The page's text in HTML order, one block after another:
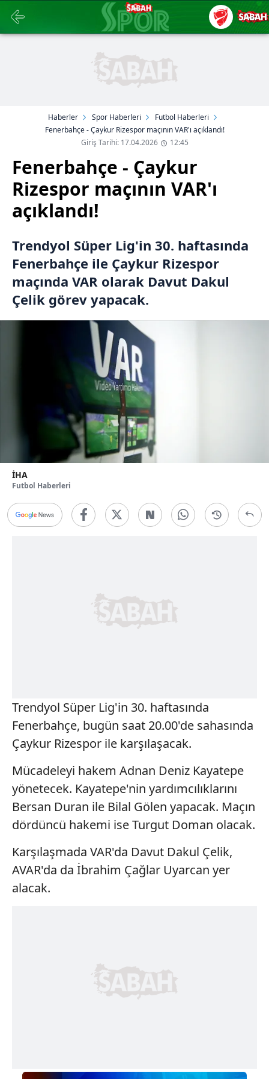
Haberler Spor Haberleri
Futbol Haberleri
Fenerbahçe - Çaykur Rizespor maçının VAR'ı açıklandı!
Giriş Tarihi: 17.04.2026
12:45
Fenerbahçe - Çaykur
Rizespor maçının VAR'ı
açıklandı!
Trendyol Süper Lig'in 30. haftasında
Fenerbahçe ile Çaykur Rizespor
maçında VAR olarak Davut Dakul
Çelik görev yapacak.
İHA
Futbol Haberleri
Trendyol Süper Lig'in 30. haftasında
Fenerbahçe, bugün saat 20.00'de sahasında
Çaykur Rizespor ile karşılaşacak.
Mücadeleyi hakem Adnan Deniz Kayatepe
yönetecek. Kayatepe'nin yardımcılıklarını
Bersan Duran ile Bilal Gölen yapacak. Maçın
dördüncü hakemi ise Turgut Doman olacak.
Karşılaşmada VAR'da Davut Dakul Çelik,
AVAR'da da İbrahim Çağlar Uyarcan yer
alacak.